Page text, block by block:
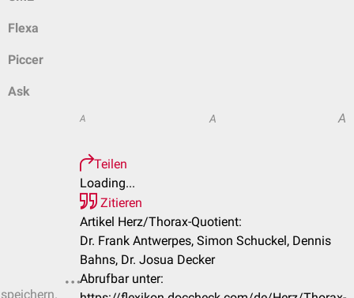
Flexa
Piccer
Ask
A A A
Teilen
Loading...
Zitieren
Artikel Herz/Thorax-Quotient:
Dr. Frank Antwerpes, Simon Schuckel, Dennis
Bahns, Dr. Josua Decker
Abrufbar unter: